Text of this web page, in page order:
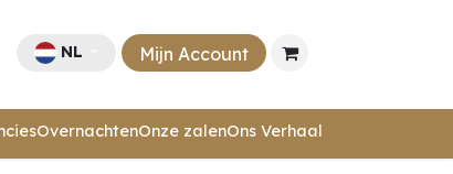
NL Mijn Account
OvernachtenOnze zalenOns Verhaal